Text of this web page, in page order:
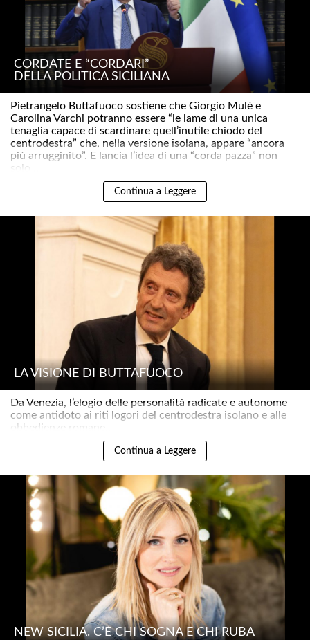
CORDATE E “CORDARI”
DELLA POLITICA SICILIANA
Pietrangelo Buttafuoco sostiene che Giorgio Mulè e
Carolina Varchi potranno essere “le lame di una unica
tenaglia capace di scardinare quell’inutile chiodo del
centrodestra” che, nella versione isolana, appare “ancora
più arrugginito”. E lancia l’idea di una “corda pazza” non
solo ..
Continua a Leggere
LA VISIONE DI BUTTAFUOCO
Da Venezia, l’elogio delle personalità radicate e autonome
come antidoto ai riti logori del centrodestra isolano e alle
obbedienze romane..
Continua a Leggere
NEW SICILIA. C’È CHI SOGNA E CHI RUBA